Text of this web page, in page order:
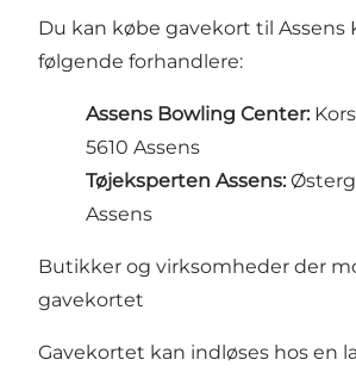
Du kan købe gavekort til Assens
følgende forhandlere:
Assens Bowling Center:
5610 Assens
Tøjeksperten Assens:
Assens
Butikker og virksomheder der
gavekortet
Gavekortet kan indløses hos en